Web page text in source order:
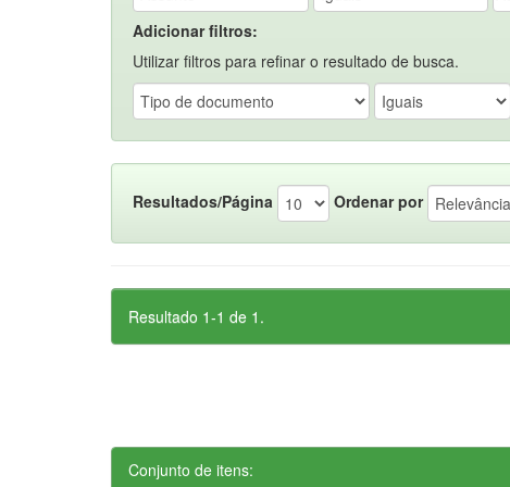
Adicionar filtros:
Utilizar filtros para refinar o resultado de busca.
Resultados/Página Ordenar por
Resultado 1-1 de 1.
Conjunto de itens: